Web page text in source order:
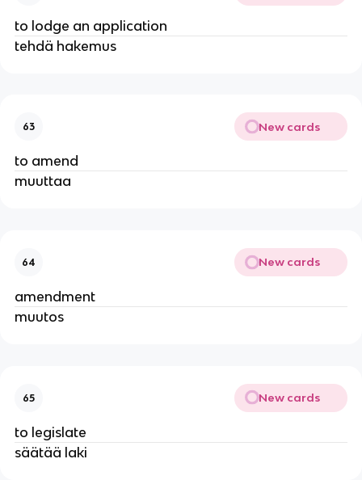
to lodge an application
tehdä hakemus
63 New cards
to amend
muuttaa
64 New cards
amendment
muutos
65 New cards
to legislate
säätää laki